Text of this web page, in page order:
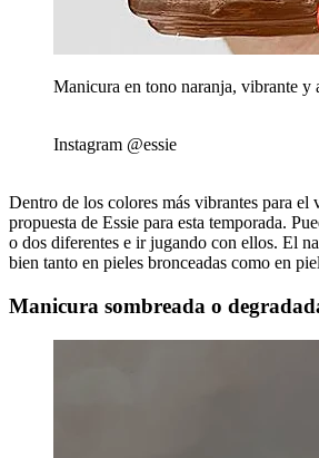
Manicura en tono naranja, vibrante y
Instagram @essie
Dentro de los colores más vibrantes para el
propuesta de Essie para esta temporada.
o dos diferentes e ir jugando con ellos. El
bien tanto en pieles bronceadas como en
Manicura sombreada o